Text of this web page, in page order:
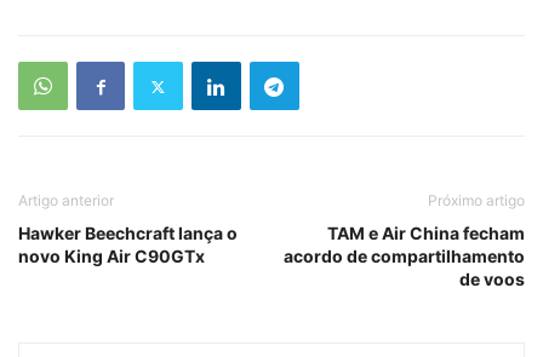
Artigo anterior
Hawker Beechcraft lança o
novo King Air C90GTx
Próximo artigo
TAM e Air China fecham
acordo de compartilhamento
de voos